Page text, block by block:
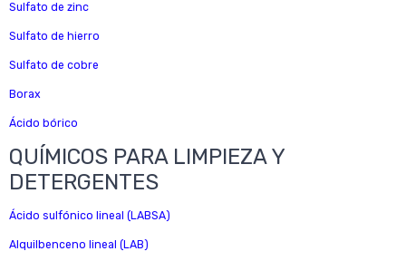
Sulfato de zinc
Sulfato de hierro
Sulfato de cobre
Borax
Ácido bórico
QUÍMICOS PARA LIMPIEZA Y
DETERGENTES
Ácido sulfónico lineal (LABSA)
Alquilbenceno lineal (LAB)